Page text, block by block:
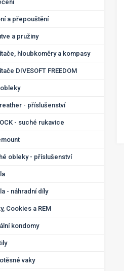
a přepouštění
a pružiny
hloubkoměry a kompasy
DIVESOFT FREEDOM
- příslušenství
- suché rukavice
obleky - příslušenství
- náhradní díly
Cookies a REM
kondomy
vaky